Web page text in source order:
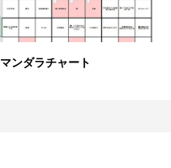
マンダラチャート